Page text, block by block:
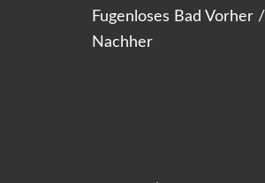
Fugenloses Bad Vorher /
Nachher